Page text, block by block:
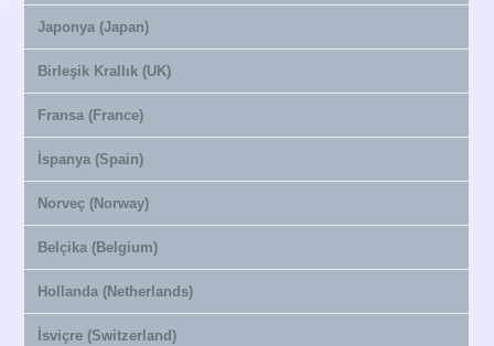
Japonya (Japan)
Birleşik Krallık (UK)
Fransa (France)
İspanya (Spain)
Norveç (Norway)
Belçika (Belgium)
Hollanda (Netherlands)
İsviçre (Switzerland)